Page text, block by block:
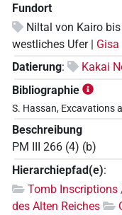
Fundort
Niltal von Kairo
westliches Ufer | Gisa
Datierung:
Kakai
Bibliographie
S. Hassan, Excavations
Beschreibung
PM III 266 (4) (b)
Hierarchiepfad(e):
Tomb
des Alten Reiches